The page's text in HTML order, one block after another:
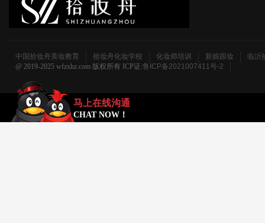
中国拾妆舟美妆教育 拾妆舟化妆学校 化妆师培训 新娘跟妆
临沂
@ 2019-2025 wfzxhz.com 版权所有 ICP证:鲁ICP备2021007411号-2
马上在线沟通
CHAT NOW！